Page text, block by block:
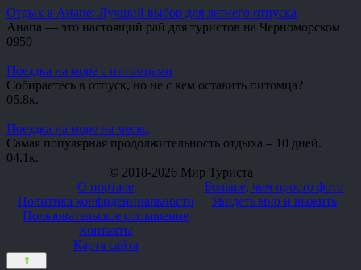
Отдых в Анапе: Лучший выбор для летнего отпуска
Анапа — это настоящий рай для туристов на Черноморском
0950
Поездка на море с питомцами
Собираетесь в отпуск, но не с кем оставить питомца?
05.8к.
Поездка на море на месяц
Самая популярная продолжительность отдыха – 10 дней.
04.1к.
© 2018-2026 Мир Туриста
О портале
Политика конфиденциальности
Пользовательское соглашение
Контакты
Карта сайта
Больше, чем просто фото
Увидеть мир и выжить